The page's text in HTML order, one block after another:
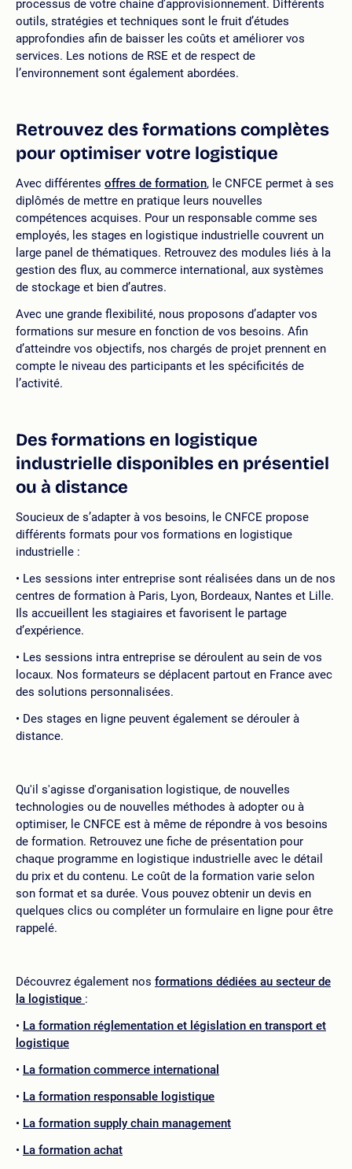
processus de votre chaine d’approvisionnement. Différents
outils, stratégies et techniques sont le fruit d’études
approfondies afin de baisser les coûts et améliorer vos
services. Les notions de RSE et de respect de
l’environnement sont également abordées.
Retrouvez des formations complètes
pour optimiser votre logistique
Avec différentes offres de formation, le CNFCE permet à ses
diplômés de mettre en pratique leurs nouvelles
compétences acquises. Pour un responsable comme ses
employés, les stages en logistique industrielle couvrent un
large panel de thématiques. Retrouvez des modules liés à la
gestion des flux, au commerce international, aux systèmes
de stockage et bien d’autres.
Avec une grande flexibilité, nous proposons d’adapter vos
formations sur mesure en fonction de vos besoins. Afin
d’atteindre vos objectifs, nos chargés de projet prennent en
compte le niveau des participants et les spécificités de
l’activité.
Des formations en logistique
industrielle disponibles en présentiel
ou à distance
Soucieux de s’adapter à vos besoins, le CNFCE propose
différents formats pour vos formations en logistique
industrielle :
Les sessions inter entreprise sont réalisées dans un de nos
centres de formation à Paris, Lyon, Bordeaux, Nantes et Lille.
Ils accueillent les stagiaires et favorisent le partage
d’expérience.
Les sessions intra entreprise se déroulent au sein de vos
locaux. Nos formateurs se déplacent partout en France avec
des solutions personnalisées.
Des stages en ligne peuvent également se dérouler à
distance.
Qu'il s'agisse d'organisation logistique, de nouvelles
technologies ou de nouvelles méthodes à adopter ou à
optimiser, le CNFCE est à même de répondre à vos besoins
de formation. Retrouvez une fiche de présentation pour
chaque programme en logistique industrielle avec le détail
du prix et du contenu. Le coût de la formation varie selon
son format et sa durée. Vous pouvez obtenir un devis en
quelques clics ou compléter un formulaire en ligne pour être
rappelé.
Découvrez également nos formations dédiées au secteur de
la logistique :
La formation réglementation et législation en transport et
logistique
La formation commerce international
La formation responsable logistique
La formation supply chain management
La formation achat